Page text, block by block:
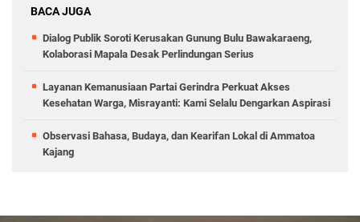
BACA JUGA
Dialog Publik Soroti Kerusakan Gunung Bulu Bawakaraeng,
Kolaborasi Mapala Desak Perlindungan Serius
Layanan Kemanusiaan Partai Gerindra Perkuat Akses
Kesehatan Warga, Misrayanti: Kami Selalu Dengarkan Aspirasi
Observasi Bahasa, Budaya, dan Kearifan Lokal di Ammatoa
Kajang